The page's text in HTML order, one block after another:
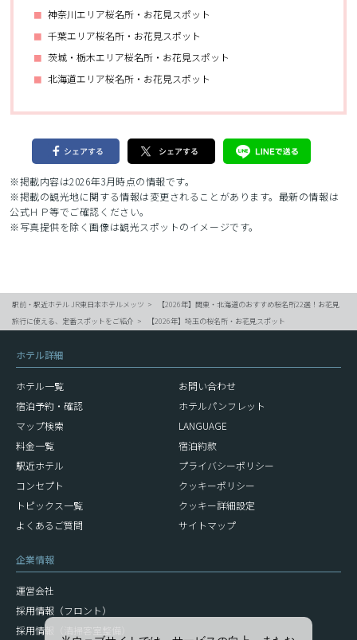
神奈川エリア桜名所・お花見スポット
千葉エリア桜名所・お花見スポット
茨城・栃木エリア桜名所・お花見スポット
北海道エリア桜名所・お花見スポット
※掲載内容は2026年3月時点の情報です。
※掲載の観光地に関する情報は変更されることがあります。最新の情報は
公式ＨＰ等でご確認ください。
※写真提供を除く画像は観光スポットのイメージです。
駅前・駅近ホテル JR東日本ホテルメッツ
【2026年】関東・北海道のおすすめ桜名所22選！お花見
旅行に使える、定番スポットをご紹介
【2026年】埼玉の桜名所・お花見スポット
ホテル詳細
ホテル一覧
宿泊予約・確認
マップ検索
料金一覧
駅近ホテル
コンセプト
トピックス一覧
よくあるご質問
お問い合わせ
ホテルパンフレット
LANGUAGE
宿泊約款
プライバシーポリシー
クッキーポリシー
クッキー詳細設定
サイトマップ
企業情報
運営会社
採用情報（フロント）
採用情報（清掃客室整備）